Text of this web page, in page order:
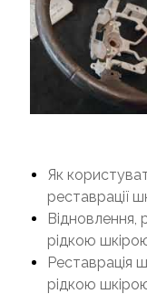
Як
реставрації
рідкою
Реставрація
рідкою